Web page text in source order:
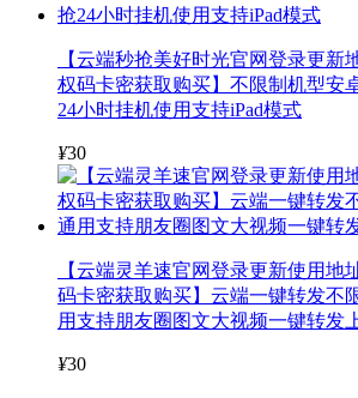
【云端秒抢美好时光官网登录更新
权码卡密获取购买】不限制机型安
24小时挂机使用支持iPad模式
¥30
【云端灵羊速官网登录更新使用地
码卡密获取购买】云端一键转发不
用支持朋友圈图文大视频一键转发
¥30